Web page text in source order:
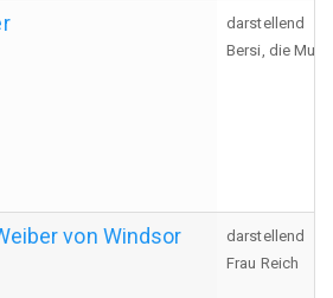
darstellend
Bersi, die
von Windsor
darstellend
Frau Reich